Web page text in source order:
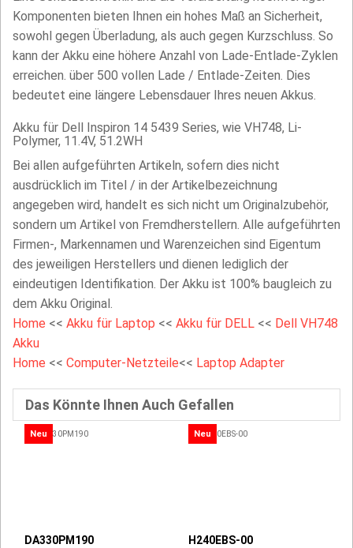
Komponenten bieten Ihnen ein hohes Maß an Sicherheit,
sowohl gegen Überladung, als auch gegen Kurzschluss. So
kann der Akku eine höhere Anzahl von Lade-Entlade-Zyklen
erreichen. über 500 vollen Lade / Entlade-Zeiten. Dies
bedeutet eine längere Lebensdauer Ihres neuen Akkus.
Akku für Dell Inspiron 14 5439 Series, wie VH748, Li-
Polymer, 11.4V, 51.2WH
Bei allen aufgeführten Artikeln, sofern dies nicht
ausdrücklich im Titel / in der Artikelbezeichnung
angegeben wird, handelt es sich nicht um Originalzubehör,
sondern um Artikel von Fremdherstellern. Alle aufgeführten
Firmen-, Markennamen und Warenzeichen sind Eigentum
des jeweiligen Herstellers und dienen lediglich der
eindeutigen Identifikation. Der Akku ist 100% baugleich zu
dem Akku Original.
Home << Akku für Laptop << Akku für DELL << Dell VH748
Akku
Home << Computer-Netzteile<< Laptop Adapter
Das Könnte Ihnen Auch Gefallen
Neu
DA330PM190
Neu
H240EBS-00